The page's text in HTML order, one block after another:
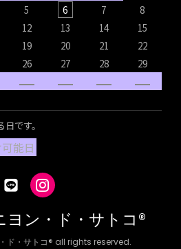
5 6 7
8
12 13 14
15
19 20 21
22
26 27 28
29
です。
能日
ヨン・ド・サトコ®
ド・サトコ® all rights reserved.